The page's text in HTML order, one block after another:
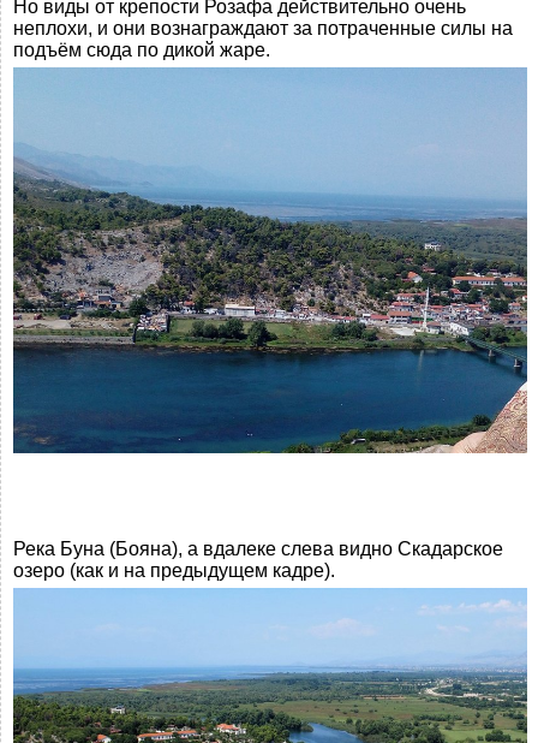
Но виды от крепости Розафа действительно очень
неплохи, и они вознаграждают за потраченные силы на
подъём сюда по дикой жаре.
Река Буна (Бояна), а вдалеке слева видно Скадарское
озеро (как и на предыдущем кадре).